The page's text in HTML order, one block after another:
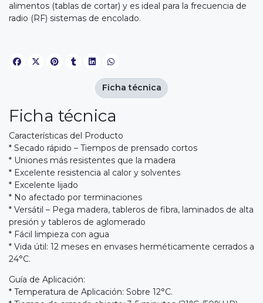
alimentos (tablas de cortar) y es ideal para la frecuencia de
radio (RF) sistemas de encolado.
Ficha técnica
Características del Producto
* Secado rápido – Tiempos de prensado cortos
* Uniones más resistentes que la madera
* Excelente resistencia al calor y solventes
* Excelente lijado
* No afectado por terminaciones
* Versátil – Pega madera, tableros de fibra, laminados de alta
presión y tableros de aglomerado
* Fácil limpieza con agua
* Vida útil: 12 meses en envases herméticamente cerrados a
24°C.
Guía de Aplicación:
* Temperatura de Aplicación: Sobre 12°C.
Ficha técnica